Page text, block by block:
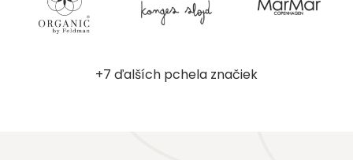
+7 ďalších pchela značiek